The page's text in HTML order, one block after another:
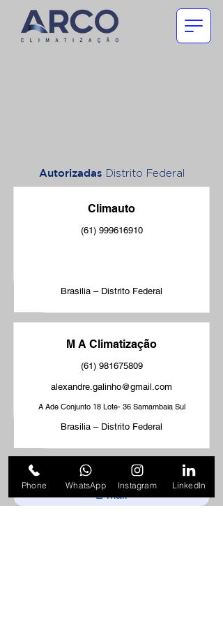
Autorizadas Distrito Federal
Climauto
(61) 999616910
Brasilia – Distrito Federal
M A Climatização
(61) 981675809
alexandre.galinho@gmail.com
A Ade Conjunto 18 Lote- 36 Samambaia Sul
Brasilia – Distrito Federal
Phone WhatsApp Instagram LinkedIn